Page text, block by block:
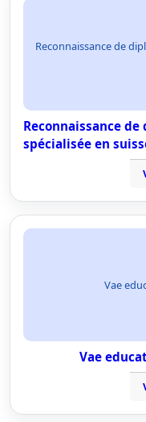
Reconnaissance de
Reconnaissance
spécialisée en
Vae
Vae